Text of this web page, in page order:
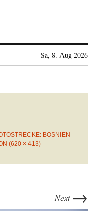
Sa, 8. Aug 2026
BOSNIEN
(620 × 413)
Next →